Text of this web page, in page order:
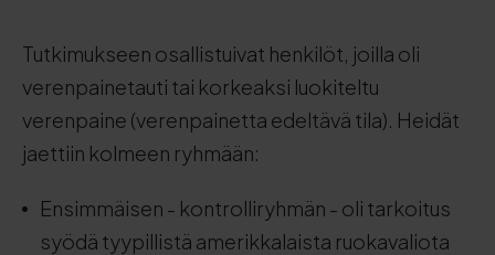
Tutkimukseen osallistuivat henkilöt, joilla oli
verenpainetauti tai korkeaksi luokiteltu
verenpaine (verenpainetta edeltävä tila). Heidät
jaettiin kolmeen ryhmään:
Ensimmäisen - kontrolliryhmän - oli tarkoitus
syödä tyypillistä amerikkalaista ruokavaliota